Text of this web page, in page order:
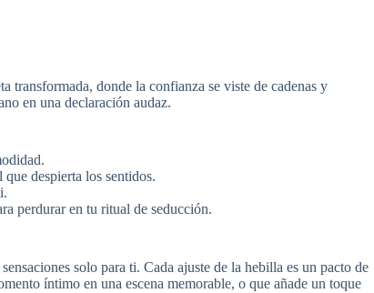
transformada, donde la confianza se viste de cadenas y
en una declaración audaz.
despierta los sentidos.
perdurar en tu ritual de seducción.
solo para ti. Cada ajuste de la hebilla es un pacto de
íntimo en una escena memorable, o que añade un toque